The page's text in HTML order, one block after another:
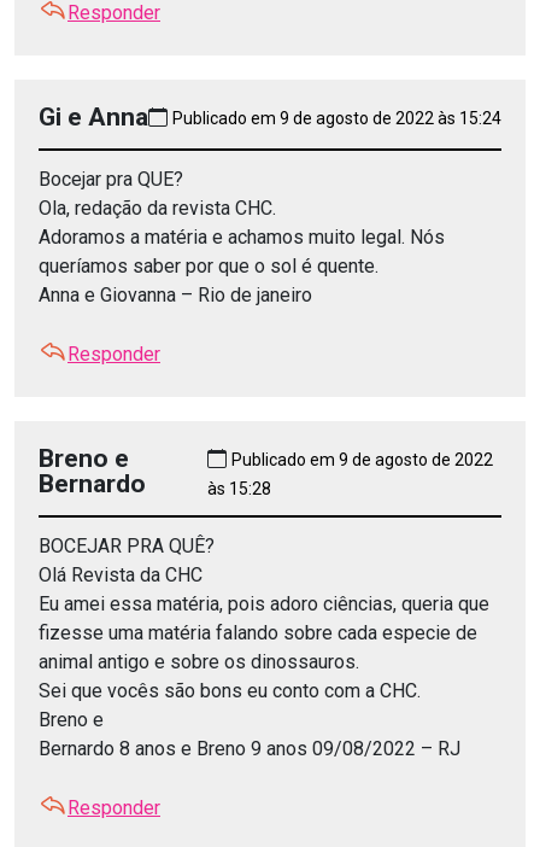
Responder
Gi e Anna Publicado em 9 de agosto de 2022 às 15:24
Bocejar pra QUE?
Ola, redação da revista CHC.
Adoramos a matéria e achamos muito legal. Nós
queríamos saber por que o sol é quente.
Anna e Giovanna – Rio de janeiro
Responder
Breno e
Bernardo
Publicado em 9 de agosto de 2022
às 15:28
BOCEJAR PRA QUÊ?
Olá Revista da CHC
Eu amei essa matéria, pois adoro ciências, queria que
fizesse uma matéria falando sobre cada especie de
animal antigo e sobre os dinossauros.
Sei que vocês são bons eu conto com a CHC.
Breno e
Bernardo 8 anos e Breno 9 anos 09/08/2022 – RJ
Responder